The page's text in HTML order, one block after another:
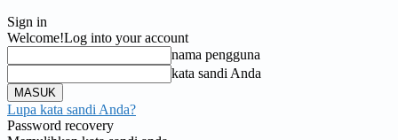
Sign in
Welcome!Log into your account
nama pengguna
kata sandi Anda
Lupa kata sandi Anda?
Password recovery